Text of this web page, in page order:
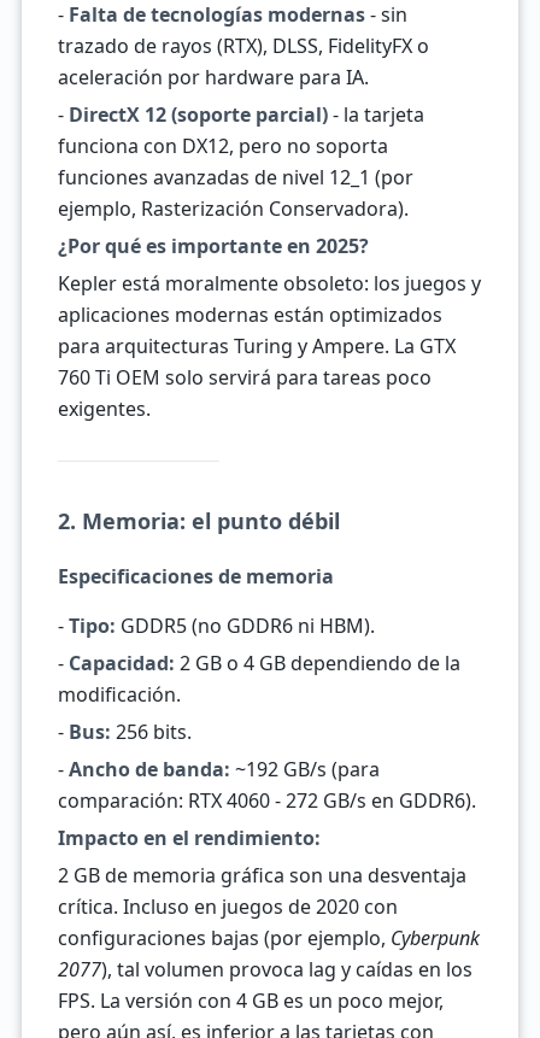
- Falta de tecnologías modernas- sin
trazado de rayos (RTX), DLSS, FidelityFX o
aceleración por hardware para IA.
- DirectX 12 (soporte parcial)- la tarjeta
funciona con DX12, pero no soporta
funciones avanzadas de nivel 12_1 (por
ejemplo, Rasterización Conservadora).
¿Por qué es importante en 2025?
Kepler está moralmente obsoleto: los juegos y
aplicaciones modernas están optimizados
para arquitecturas Turing y Ampere. La GTX
760 Ti OEM solo servirá para tareas poco
exigentes.
2. Memoria: el punto débil
Especificaciones de memoria
-Tipo: GDDR5 (no GDDR6 ni HBM).
- Capacidad: 2 GB o 4 GB dependiendo de la
modificación.
- Bus: 256 bits.
-Ancho de banda: ~192 GB/s (para
comparación: RTX 4060 - 272 GB/s en GDDR6).
Impacto en el rendimiento:
2 GB de memoria gráfica son una desventaja
crítica. Incluso en juegos de 2020 con
configuraciones bajas (por ejemplo, Cyberpunk
2077), tal volumen provoca lag y caídas en los
FPS. La versión con 4 GB es un poco mejor,
pero aún así, es inferior a las tarjetas con